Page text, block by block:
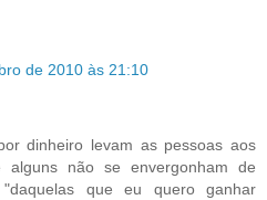
de 2010 às 21:10
dinheiro levam as pessoas aos
alguns não se envergonham de
"daquelas que eu quero ganhar